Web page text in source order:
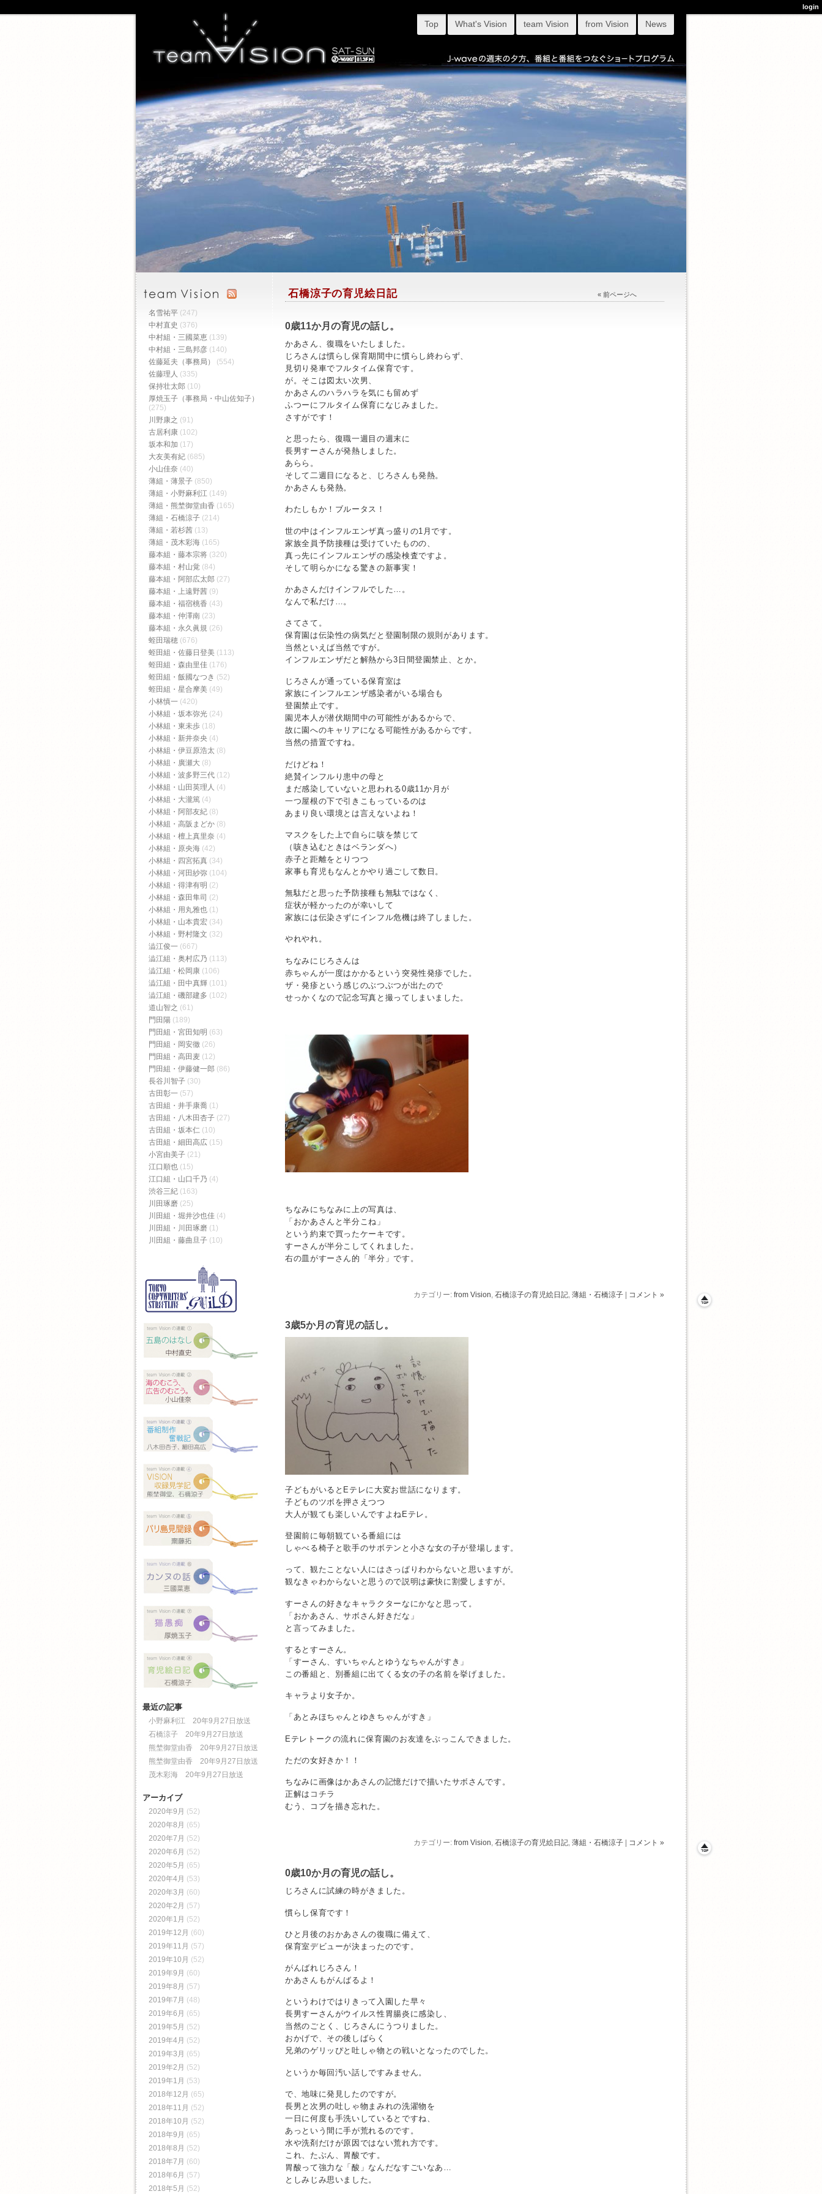
Top What's Vision team Vision from Vision News
石橋涼子の育児絵日記 « 前ページへ
0歳11か月の育児の話し。
かあさん、復職をいたしました。
じろさんは慣らし保育期間中に慣らし終わらず、
見切り発車でフルタイム保育です。
が。そこは図太い次男、
かあさんのハラハラを気にも留めず
ふつーにフルタイム保育になじみました。
さすがです！
と思ったら、復職一週目の週末に
長男すーさんが発熱しました。
あらら。
そして二週目になると、じろさんも発熱。
かあさんも発熱。
わたしもか！ブルータス！
世の中はインフルエンザ真っ盛りの1月です。
家族全員予防接種は受けていたものの、
真っ先にインフルエンザの感染検査ですよ。
そして明らかになる驚きの新事実！
かあさんだけインフルでした…。
なんで私だけ…。
さてさて。
保育園は伝染性の病気だと登園制限の規則があります。
当然といえば当然ですが。
インフルエンザだと解熱から3日間登園禁止、とか。
じろさんが通っている保育室は
家族にインフルエンザ感染者がいる場合も
登園禁止です。
園児本人が潜伏期間中の可能性があるからで、
故に園へのキャリアになる可能性があるからです。
当然の措置ですね。
だけどね！
絶賛インフルり患中の母と
まだ感染していないと思われる0歳11か月が
一つ屋根の下で引きこもっているのは
あまり良い環境とは言えないよね！
マスクをした上で自らに咳を禁じて
（咳き込むときはベランダへ）
赤子と距離をとりつつ
家事も育児もなんとかやり過ごして数日。
無駄だと思った予防接種も無駄ではなく、
症状が軽かったのが幸いして
家族には伝染さずにインフル危機は終了しました。
やれやれ。
ちなみにじろさんは
赤ちゃんが一度はかかるという突発性発疹でした。
ザ・発疹という感じのぶつぶつが出たので
せっかくなので記念写真と撮ってしまいました。
ちなみにちなみに上の写真は、
「おかあさんと半分こね」
という約束で買ったケーキです。
すーさんが半分こしてくれました。
右の皿がすーさん的「半分」です。
カテゴリー: from Vision 石橋涼子の育児絵日記 薄組・石橋涼子 | コメント »
3歳5か月の育児の話し。
子どもがいるとEテレに大変お世話になります。
子どものツボを押さえつつ
大人が観ても楽しいんですよねEテレ。
登園前に毎朝観ている番組には
しゃべる椅子と歌手のサボテンと小さな女の子が登場します。
って、観たことない人にはさっぱりわからないと思いますが。
観なきゃわからないと思うので説明は豪快に割愛しますが。
すーさんの好きなキャラクターなにかなと思って。
「おかあさん、サボさん好きだな」
と言ってみました。
するとすーさん。
「すーさん、すいちゃんとゆうなちゃんがすき」
この番組と、別番組に出てくる女の子の名前を挙げました。
キャラより女子か。
「あとみほちゃんとゆきちゃんがすき」
Eテレトークの流れに保育園のお友達をぶっこんできました。
ただの女好きか！！
ちなみに画像はかあさんの記憶だけで描いたサボさんです。
正解は コチラ
むう、コブを描き忘れた。
カテゴリー: from Vision, 石橋涼子の育児絵日記, 薄組・石橋涼子 コメント »
0歳10か月の育児の話し。
じろさんに試練の時がきました。
慣らし保育です！
ひと月後のおかあさんの復職に備えて、
保育室デビューが決まったのです。
がんばれじろさん！
かあさんもがんばるよ！
というわけではりきって入園した早々
長男すーさんがウイルス性胃腸炎に感染し、
当然のごとく、じろさんにうつりました。
おかげで、その後しばらく
兄弟のゲリッぴと吐しゃ物との戦いとなったのでした。
というか毎回汚い話しですみません。
で、地味に発見したのですが。
長男と次男の吐しゃ物まみれの洗濯物を
一日に何度も手洗いしているとですね、
あっという間に手が荒れるのです。
水や洗剤だけが原因ではない荒れ方です。
これ、たぶん、胃酸です。
胃酸って強力な「酸」なんだなすごいなあ…
としみじみ思いました。
名雪祐平 (247)
中村直史 (376)
中村組・三國菜恵 (139)
中村組・三島邦彦 (140)
佐藤延夫（事務局）
(554)
佐藤理人 (335)
保持壮太郎 (10)
厚焼玉子（事務局・中山佐知子）
(275)
川野康之 (91)
古居利康 (102)
坂本和加 (17)
大友美有紀 (685)
小山佳奈 (40)
薄組・薄景子 (850)
薄組・小野麻利江 (149)
薄組・熊埜御堂由香 (165)
薄組・石橋涼子 (214)
薄組・若杉茜 (13)
薄組・茂木彩海 (165)
藤本組・藤本宗将 (320)
藤本組・村山覚 (84)
藤本組・阿部広太郎 (27)
藤本組・上遠野茜 (9)
藤本組・福宿桃香‬ (43)
藤本組・仲澤南 (23)
藤本組・永久眞規 (26)
蛭田瑞穂 (676)
蛭田組・佐藤日登美 (113)
蛭田組・森由里佳 (176)
蛭田組・飯國なつき (52)
蛭田組・星合摩美 (49)
小林慎一 (420)
小林組・坂本弥光 (24)
小林組・東未歩 (18)
小林組・新井奈央 (4)
小林組・伊豆原浩太 (8)
小林組・廣瀬大 (8)
小林組・波多野三代 (12)
小林組・山田英理人 (4)
小林組・大瀧篤 (4)
小林組・阿部友紀 (8)
小林組・高阪まどか (8)
小林組・檀上真里奈 (4)
小林組・原央海 (42)
小林組・四宮拓真 (34)
小林組・河田紗弥 (104)
小林組・得津有明 (2)
小林組・森田隼司 (2)
小林組・用丸雅也 (1)
小林組・山本貴宏 (34)
小林組・野村隆文 (32)
澁江俊一 (667)
澁江組・奥村広乃 (113)
澁江組・松岡康 (106)
澁江組・田中真輝 (101)
澁江組・磯部建多 (102)
道山智之 (61)
門田陽 (189)
門田組・宮田知明 (63)
門田組・岡安徹 (26)
門田組・高田麦 (12)
門田組・伊藤健一郎 (86)
長谷川智子 (30)
古田彰一 (57)
古田組・井手康喬 (1)
古田組・八木田杏子 (27)
古田組・坂本仁 (10)
古田組・細田高広 (15)
小宮由美子 (21)
江口順也 (15)
江口組・山口千乃 (4)
渋谷三紀 (163)
川田琢磨 (25)
川田組・堀井沙也佳 (4)
川田組・川田琢磨 (1)
川田組・藤曲旦子 (10)
最近の記事
小野麻利江 20年9月27日放送
石橋涼子 20年9月27日放送
熊埜御堂由香 20年9月27日放送
熊埜御堂由香 20年9月27日放送
茂木彩海 20年9月27日放送
アーカイブ
2020年9月 (52)
2020年8月 (65)
2020年7月 (52)
2020年6月 (52)
2020年5月 (65)
2020年4月 (53)
2020年3月 (60)
2020年2月 (57)
2020年1月 (52)
2019年12月 (60)
2019年11月 (57)
2019年10月 (52)
2019年9月 (60)
2019年8月 (57)
2019年7月 (48)
2019年6月 (65)
2019年5月 (52)
2019年4月 (52)
2019年3月 (65)
2019年2月 (52)
2019年1月 (53)
2018年12月 (65)
2018年11月 (52)
2018年10月 (52)
2018年9月 (65)
2018年8月 (52)
2018年7月 (60)
2018年6月 (57)
2018年5月 (52)
login